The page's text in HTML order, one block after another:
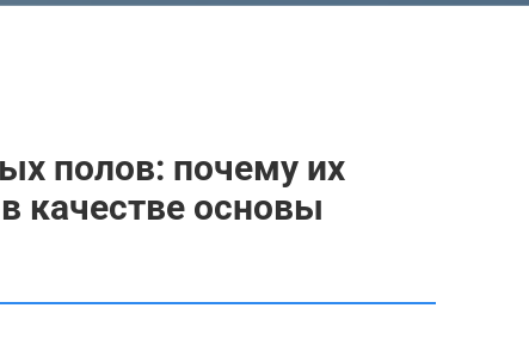
полов: почему их
качестве основы